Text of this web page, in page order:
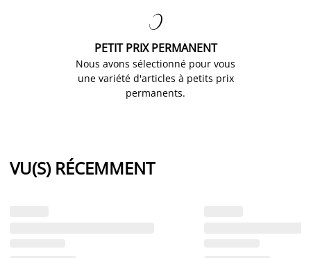

PETIT PRIX PERMANENT
Nous avons sélectionné pour vous
une variété d'articles à petits prix
permanents.
VU(S) RÉCEMMENT